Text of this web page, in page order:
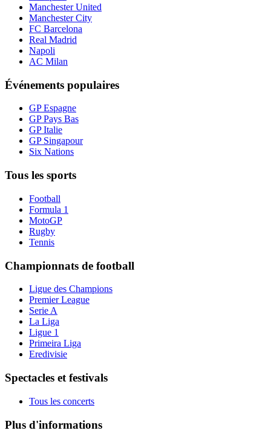
Manchester United
Manchester City
FC Barcelona
Real Madrid
Napoli
AC Milan
Événements populaires
GP Espagne
GP Pays Bas
GP Italie
GP Singapour
Six Nations
Tous les sports
Football
Formula 1
MotoGP
Rugby
Tennis
Championnats de football
Ligue des Champions
Premier League
Serie A
La Liga
Ligue 1
Primeira Liga
Eredivisie
Spectacles et festivals
Tous les concerts
Plus d'informations